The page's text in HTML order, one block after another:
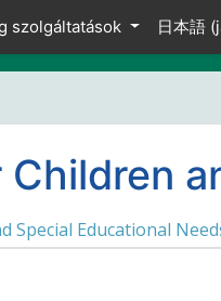
szolgáltatások 日本語
Special Educational